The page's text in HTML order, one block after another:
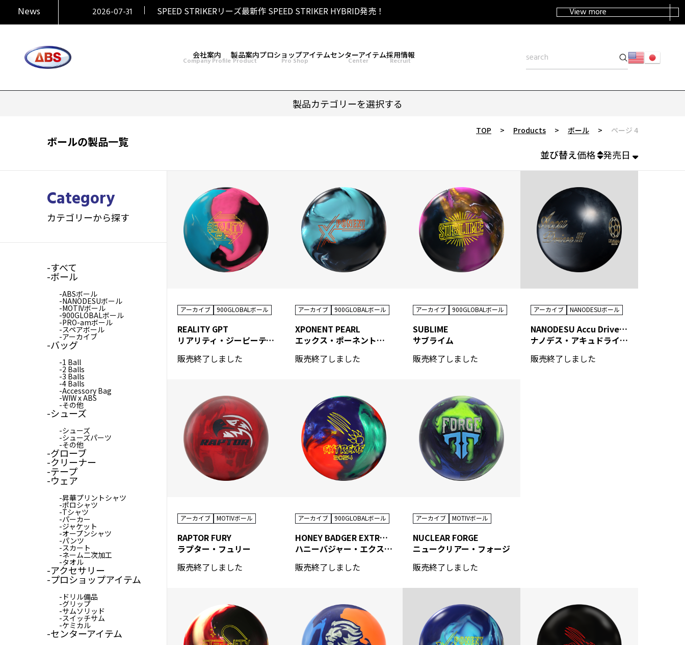
News 2026-07-31 SPEED STRIKERリーズ最新作 SPEED STRIKER HYBRID発売！
2026-07-31 SIGMAシリーズ復活！ SIGMA TOUR PEARL発売！
View more
会社案内
Company Profile
製品案内
Product
プロショップアイテム
Pro Shop
センターアイテム
Center
採用情報
Recruit
製品カテゴリーを選択する
TOP > Products > ボール > ページ 4
ボールの製品一覧
並び替え価格 発売日
Category
カテゴリーから探す
すべて
ボール
ABSボール
NANODESUボール
MOTIVボール
900GLOBALボール
PRO-amボール
スペアボール
アーカイブ
バッグ
1 Ball
2 Balls
3 Balls
4 Balls
Accessory Bag
WIW x ABS
その他
シューズ
シューズ
シューズパーツ
その他
グローブ
クリーナー
テープ
ウェア
昇華プリントシャツ
ポロシャツ
Tシャツ
パーカー
ジャケット
オープンシャツ
パンツ
スカート
ネーム二次加工
タオル
アクセサリー
プロショップアイテム
ドリル備品
グリップ
サムソリッド
スイッチサム
ケミカル
センターアイテム
アーカイブ 900GLOBALボール
REALITY GPT
リアリティ・ジーピーティー
販売終了しました
アーカイブ 900GLOBALボール
XPONENT PEARL
エックス・ポーネント・パール
販売終了しました
アーカイブ 900GLOBALボール
SUBLIME
サブライム
販売終了しました
アーカイブ MOTIVボール
RAPTOR FURY
ラプター・フュリー
販売終了しました
アーカイブ 900GLOBALボール
HONEY BADGER EXTREME 2024
ハニーバジャー・エクストリーム2024
販売終了しました
アーカイブ MOTIVボール
NUCLEAR FORGE
ニュークリアー・フォージ
販売終了しました
アーカイブ NANODESUボール
NANODESU Accu Drive Ⅲ
ナノデス・アキュドライブ スリー
販売終了しました